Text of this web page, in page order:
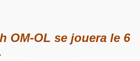
OM-OL se jouera le 6